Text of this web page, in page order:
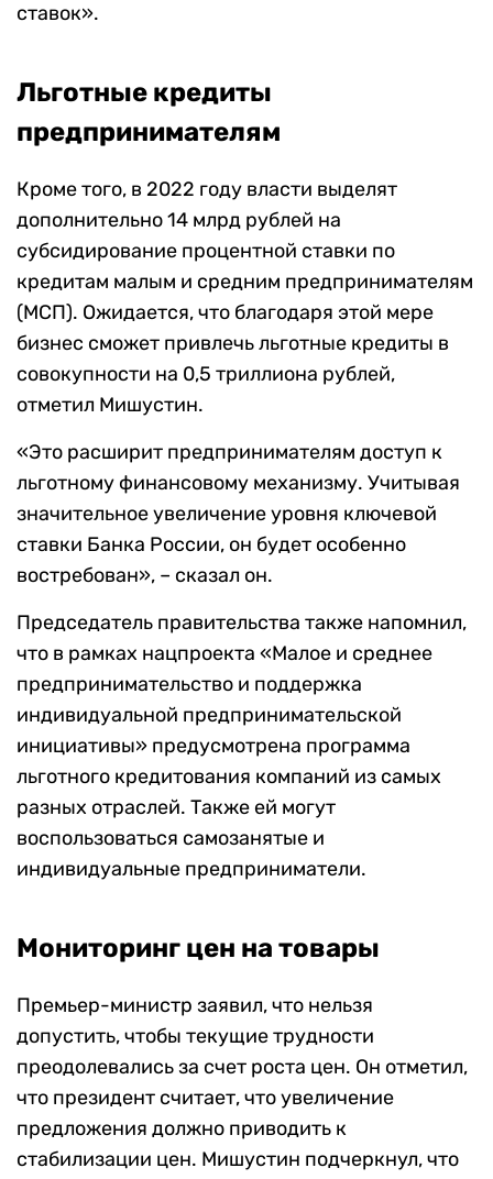
ставок».
Льготные кредиты
предпринимателям
Кроме того, в 2022 году власти выделят
дополнительно 14 млрд рублей на
субсидирование процентной ставки по
кредитам малым и средним предпринимателям
(МСП). Ожидается, что благодаря этой мере
бизнес сможет привлечь льготные кредиты в
совокупности на 0,5 триллиона рублей,
отметил Мишустин.
«Это расширит предпринимателям доступ к
льготному финансовому механизму. Учитывая
значительное увеличение уровня ключевой
ставки Банка России, он будет особенно
востребован», – сказал он.
Председатель правительства также напомнил,
что в рамках нацпроекта «Малое и среднее
предпринимательство и поддержка
индивидуальной предпринимательской
инициативы» предусмотрена программа
льготного кредитования компаний из самых
разных отраслей. Также ей могут
воспользоваться самозанятые и
индивидуальные предприниматели.
Мониторинг цен на товары
Премьер-министр заявил, что нельзя
допустить, чтобы текущие трудности
преодолевались за счет роста цен. Он отметил,
что президент считает, что увеличение
предложения должно приводить к
стабилизации цен. Мишустин подчеркнул, что